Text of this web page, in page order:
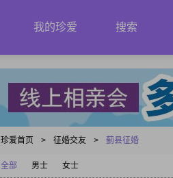
我的珍爱 搜索
珍爱首页 > 征婚交友 > 蓟县征婚
全部 男士 女士